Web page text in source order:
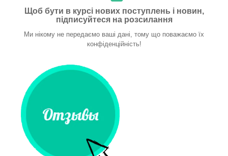
Щоб бути в курсі нових поступлень і новин,
підписуйтеся на розсилання
Ми нікому не передаємо ваші дані, тому що поважаємо їх
конфіденційність!